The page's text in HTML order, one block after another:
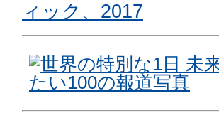
ィック、2017